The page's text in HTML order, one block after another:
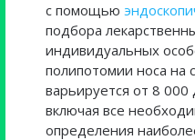
с помощью
подбора
индивидуальных
полипотомии носа на
варьируется от 8
включая все
определения